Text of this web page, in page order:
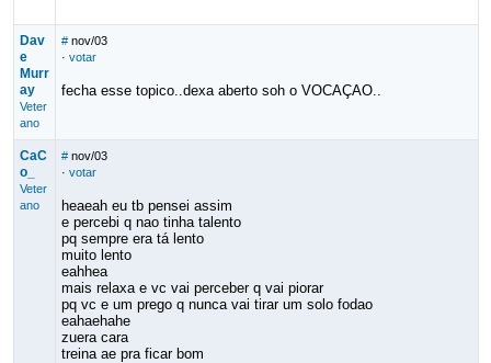
Dav
e
Murr
ay
Veter
ano
# nov/03
· votar
fecha esse topico..dexa aberto soh o VOCAÇAO..
CaC
o_
Veter
ano
# nov/03
· votar
heaeah eu tb pensei assim
e percebi q nao tinha talento
pq sempre era tá lento
muito lento
eahhea
mais relaxa e vc vai perceber q vai piorar
pq vc e um prego q nunca vai tirar um solo fodao
eahaehahe
zuera cara
treina ae pra ficar bom